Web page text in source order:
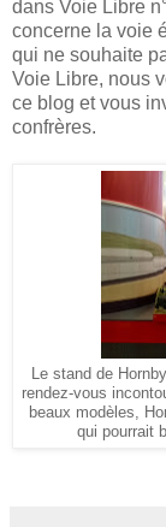
dans Voie Libre
concerne la voie
qui ne souhaite
Voie Libre, nous
ce blog et vous
confrères.
Le stand de
rendez-vous
beaux modèles,
qui pourrait